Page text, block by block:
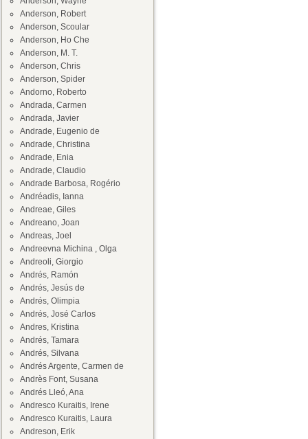
Anderson, Robert
Anderson, Scoular
Anderson, Ho Che
Anderson, M. T.
Anderson, Chris
Anderson, Spider
Andorno, Roberto
Andrada, Carmen
Andrada, Javier
Andrade, Eugenio de
Andrade, Christina
Andrade, Enia
Andrade, Claudio
Andrade Barbosa, Rogério
Andréadis, Ianna
Andreae, Giles
Andreano, Joan
Andreas, Joel
Andreevna Michina , Olga
Andreoli, Giorgio
Andrés, Ramón
Andrés, Jesús de
Andrés, Olimpia
Andrés, José Carlos
Andres, Kristina
Andrés, Tamara
Andrés, Silvana
Andrés Argente, Carmen de
Andrès Font, Susana
Andrés Lleó, Ana
Andresco Kuraitis, Irene
Andresco Kuraitis, Laura
Andreson, Erik